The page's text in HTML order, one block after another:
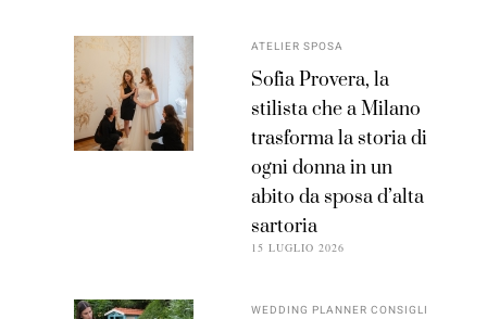
ATELIER SPOSA
Sofia Provera, la
stilista che a Milano
trasforma la storia di
ogni donna in un
abito da sposa d’alta
sartoria
15 LUGLIO 2026
WEDDING PLANNER CONSIGLI